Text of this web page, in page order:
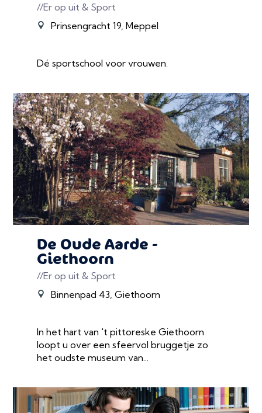
//Er op uit & Sport
Prinsengracht 19, Meppel
Dé sportschool voor vrouwen.
De Oude Aarde -
Giethoorn
//Er op uit & Sport
Binnenpad 43, Giethoorn
In het hart van 't pittoreske Giethoorn
loopt u over een sfeervol bruggetje zo
het oudste museum van...